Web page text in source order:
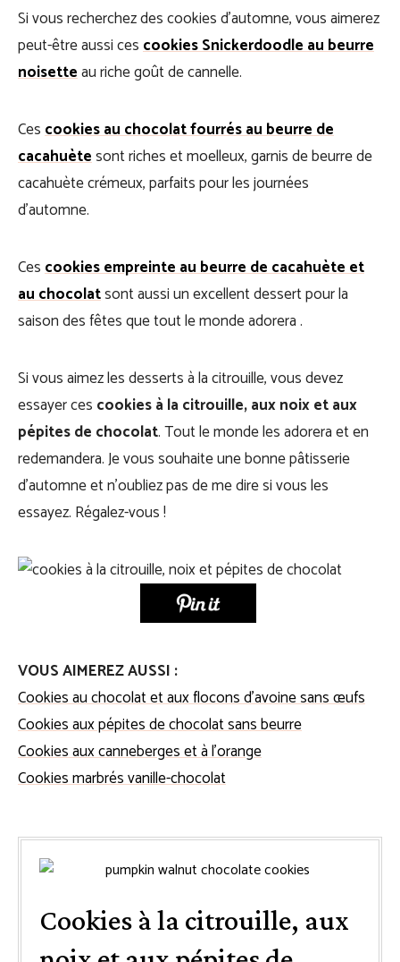
Si vous recherchez des cookies d’automne, vous aimerez
peut-être aussi cescookies Snickerdoodle au beurre
noisetteau riche goût de cannelle.
Cescookies au chocolat fourrés au beurre de
cacahuètesont riches et moelleux, garnis de beurre de
cacahuète crémeux, parfaits pour les journées
d’automne.
Cescookies empreinte au beurre de cacahuète et
au chocolatsont aussi un excellent dessert pour la
saison des fêtes que tout le monde adorera .
Si vous aimez les desserts à la citrouille, vous devez
essayer ces cookies à la citrouille, aux noix et aux
pépites de chocolat. Tout le monde les adorera et en
redemandera. Je vous souhaite une bonne pâtisserie
d’automne et n’oubliez pas de me dire si vous les
essayez. Régalez-vous !
VOUS AIMEREZ AUSSI :
Cookies au chocolat et aux flocons d’avoine sans œufs
Cookies aux pépites de chocolat sans beurre
Cookies aux canneberges et à l’orange
Cookies marbrés vanille-chocolat
Cookies à la citrouille, aux